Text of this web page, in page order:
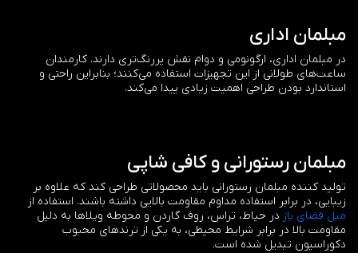
مبلمان اداری
در مبلمان اداری، ارگونومی و دوام نقش پررنگ‌تری دارند. کارمندان
ساعت‌های طولانی از این تجهیزات استفاده می‌کنند؛ بنابراین راحتی و
استاندارد بودن طراحی اهمیت زیادی پیدا می‌کند.
مبلمان رستورانی و کافی شاپی
تولید کننده مبلمان رستورانی باید محصولاتی طراحی کند که علاوه بر
زیبایی، در برابر استفاده مداوم مقاومت بالایی داشته باشند. استفاده از
مبل فضای باز در حیاط، تراس، روف گاردن و محوطه ویلاها به دلیل
مقاومت بالا در برابر شرایط محیطی، به یکی از ترندهای محبوب
دکوراسیون تبدیل شده است.